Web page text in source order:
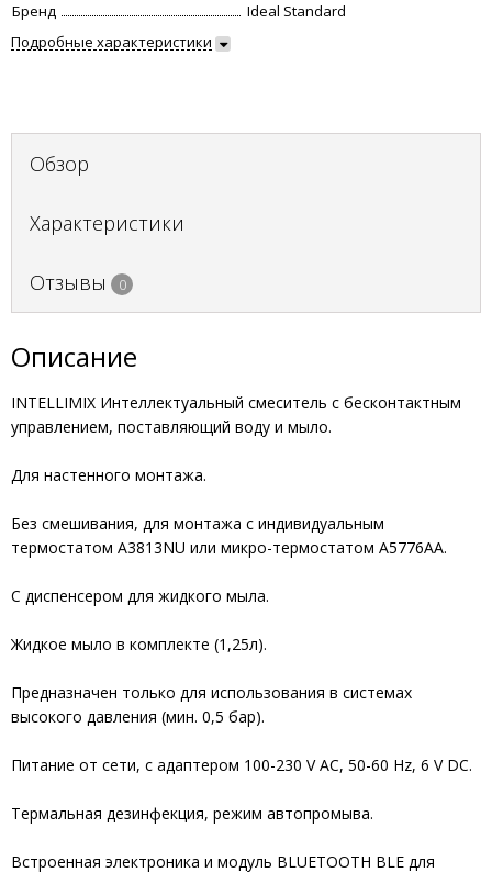
Бренд
Ideal Standard
Подробные характеристики
Обзор
Характеристики
Отзывы 0
Описание
INTELLIMIX Интеллектуальный смеситель с бесконтактным
управлением, поставляющий воду и мыло.
Для настенного монтажа.
Без смешивания, для монтажа с индивидуальным
термостатом A3813NU или микро-термостатом A5776AA.
С диспенсером для жидкого мыла.
Жидкое мыло в комплекте (1,25л).
Предназначен только для использования в системах
высокого давления (мин. 0,5 бар).
Питание от сети, с адаптером 100-230 V AC, 50-60 Hz, 6 V DC.
Термальная дезинфекция, режим автопромыва.
Встроенная электроника и модуль BLUETOOTH BLE для